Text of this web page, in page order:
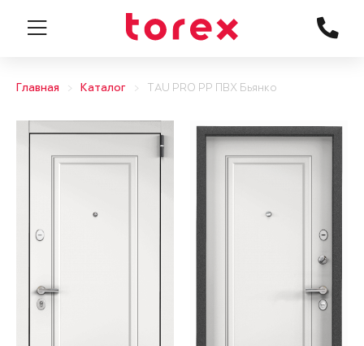
Главная Каталог TAU PRO PP ПВХ Бьянко